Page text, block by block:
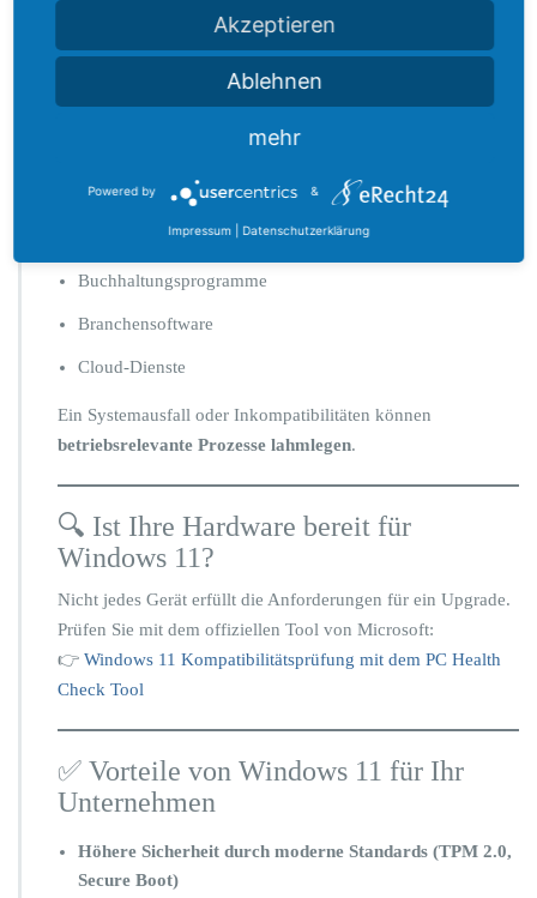
Zero-Day-Exploits, die nicht mehr gepatcht werden
Netzwerkbasierte Angriffe, die sich schnell in internen
Systemen ausbreiten können
Probleme mit Software & Support
Viele Softwareanbieter stellen mittelfristig den Support für
Windows 10 ein. Das betrifft etwa:
Buchhaltungsprogramme
Branchensoftware
Cloud-Dienste
Ein Systemausfall oder Inkompatibilitäten können
betriebsrelevante Prozesse lahmlegen.
🔍 Ist Ihre Hardware bereit für
Windows 11?
Nicht jedes Gerät erfüllt die Anforderungen für ein Upgrade.
Prüfen Sie mit dem offiziellen Tool von Microsoft:
👉 Windows 11 Kompatibilitätsprüfung mit dem PC Health
Check Tool
✅ Vorteile von Windows 11 für Ihr
Unternehmen
Höhere Sicherheit durch moderne Standards (TPM 2.0,
Secure Boot)
Akzeptieren
Ablehnen
mehr
Powered by &
Impressum Datenschutzerklärung